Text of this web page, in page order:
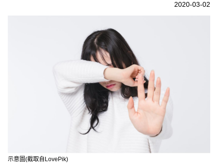
2020-03-02
示意圖(截取自LovePik)